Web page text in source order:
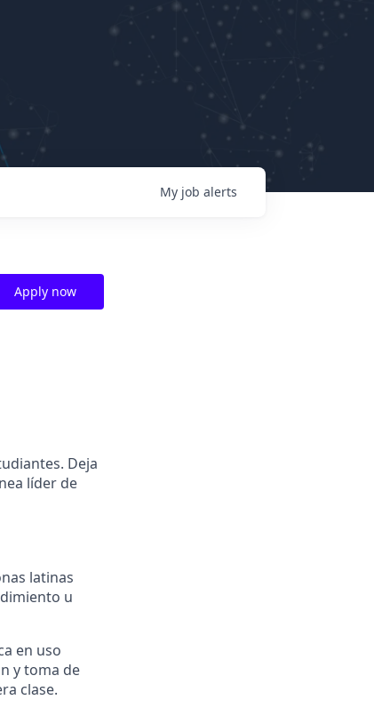
My job alerts
Apply now
Deja
líder de
latinas
u
en uso
y toma de
clase.